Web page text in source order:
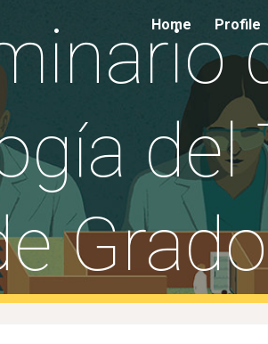
Skip
Home Profile
del
Grado